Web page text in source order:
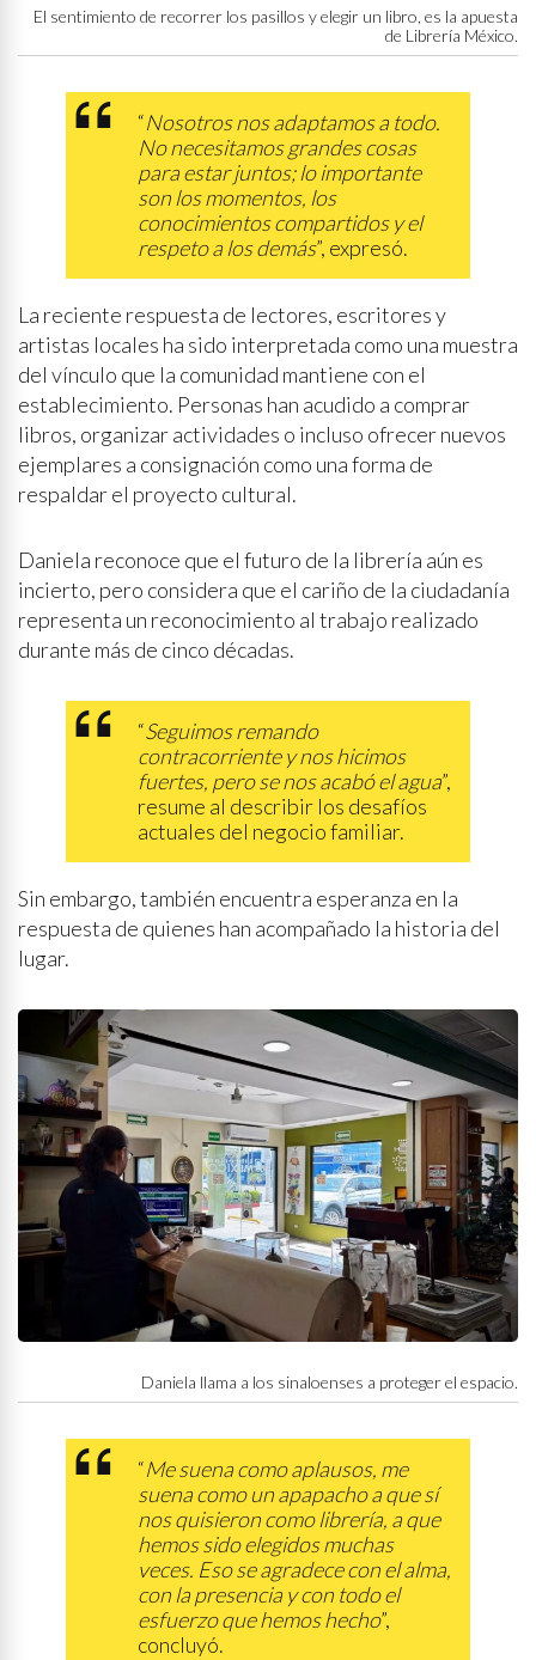
El sentimiento de recorrer los pasillos y elegir un libro, es la apuesta
de Librería México.
“Nosotros nos adaptamos a todo.
No necesitamos grandes cosas
para estar juntos; lo importante
son los momentos, los
conocimientos compartidos y el
respeto a los demás”, expresó.
La reciente respuesta de lectores, escritores y
artistas locales ha sido interpretada como una muestra
del vínculo que la comunidad mantiene con el
establecimiento. Personas han acudido a comprar
libros, organizar actividades o incluso ofrecer nuevos
ejemplares a consignación como una forma de
respaldar el proyecto cultural.
Daniela reconoce que el futuro de la librería aún es
incierto, pero considera que el cariño de la ciudadanía
representa un reconocimiento al trabajo realizado
durante más de cinco décadas.
“Seguimos remando
contracorriente y nos hicimos
fuertes, pero se nos acabó el agua”,
resume al describir los desafíos
actuales del negocio familiar.
Sin embargo, también encuentra esperanza en la
respuesta de quienes han acompañado la historia del
lugar.
Daniela llama a los sinaloenses a proteger el espacio.
“Me suena como aplausos, me
suena como un apapacho a que sí
nos quisieron como librería, a que
hemos sido elegidos muchas
veces. Eso se agradece con el alma,
con la presencia y con todo el
esfuerzo que hemos hecho”,
concluyó.